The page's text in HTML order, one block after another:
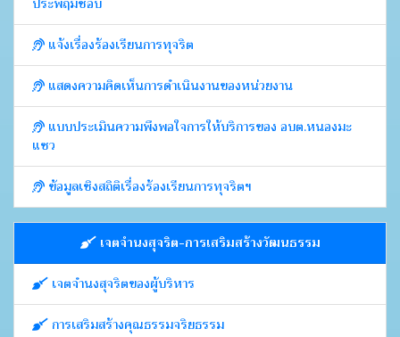
แจ้งเรื่องร้องเรียนการทุจริต
แสดงความคิดเห็นการดำเนินงานของหน่วยงาน
แบบประเมินความพึงพอใจการให้บริการของ อบต.หนองมะ
แซว
ข้อมูลเชิงสถิติเรื่องร้องเรียนการทุจริตฯ
เจตจำนงสุจริต-การเสริมสร้างวัฒนธรรม
เจตจำนงสุจริตของผู้บริหาร
การเสริมสร้างคุณธรรมจริยธรรม